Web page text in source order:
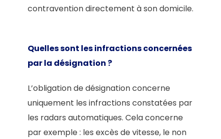
contravention directement à son domicile.
Quelles sont les infractions concernées
par la désignation ?
L’obligation de désignation concerne
uniquement les infractions constatées par
les radars automatiques. Cela concerne
par exemple : les excès de vitesse, le non